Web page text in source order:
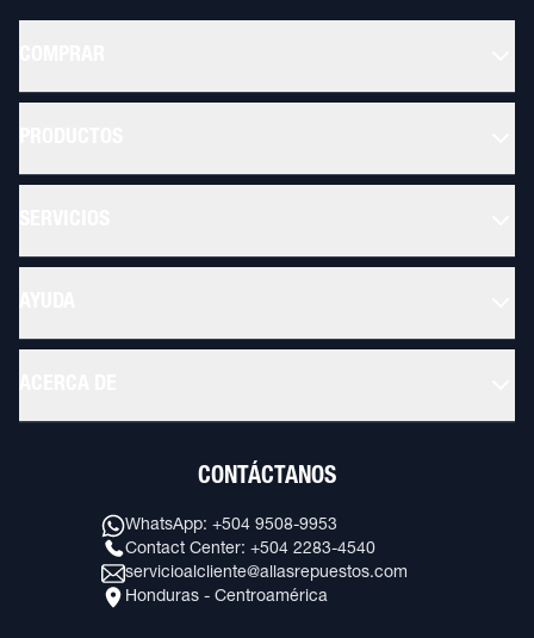
CONTÁCTANOS
WhatsApp: +504 9508-9953
Contact Center: +504 2283-4540
servicioalcliente@allasrepuestos.com
Honduras - Centroamérica